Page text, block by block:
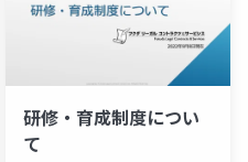
研修・育成制度につい
て